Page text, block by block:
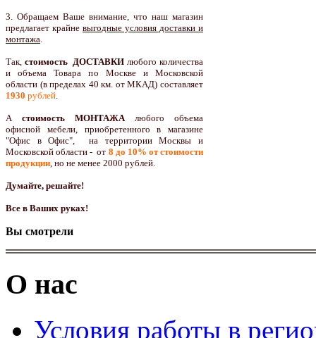
3. Обращаем Ваше внимание, что наш магазин
предлагает крайне выгодные условия доставки и
монтажа
Так, стоимость ДОСТАВКИ любого количества
и объема Товара по Москве и Московской
области (в пределах 40 км. от МКАД) составляет
1930 рублей
А стоимость МОНТАЖА любого объема
офисной мебели, приобретенного в магазине
"Офис в Офис", на территории Москвы и
Московской области - от 8 до 10% от стоимости
продукции но не менее 2000 рублей.
Думайте, решайте!
Все в Ваших руках!
Вы смотрели
О нас
Условия работы в